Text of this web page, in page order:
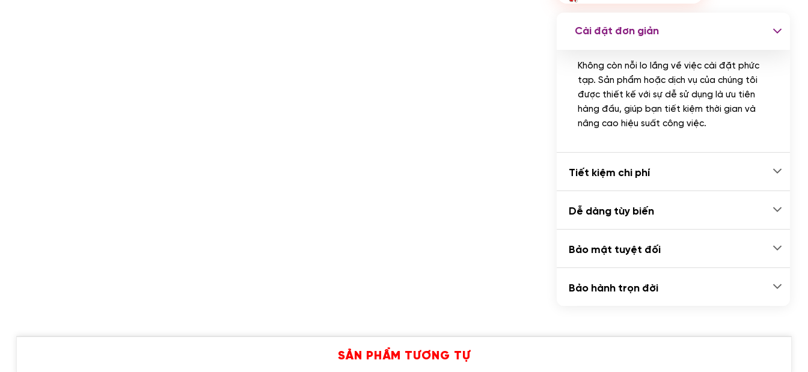
Cài đặt đơn giản
Không còn nỗi lo lắng về việc cài đặt phức
tạp. Sản phẩm hoặc dịch vụ của chúng tôi
được thiết kế với sự dễ sử dụng là ưu tiên
hàng đầu, giúp bạn tiết kiệm thời gian và
nâng cao hiệu suất công việc.
Tiết kiệm chi phí
Dễ dàng tùy biến
Bảo mật tuyệt đối
Bảo hành trọn đời
SẢN PHẨM TƯƠNG TỰ